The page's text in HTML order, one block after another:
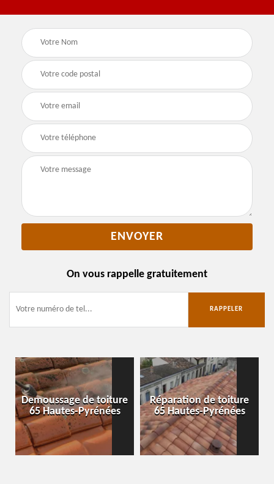
On vous rappelle gratuitement
Demoussage de toiture
65 Hautes-Pyrénées
Réparation de toiture
65 Hautes-Pyrénées